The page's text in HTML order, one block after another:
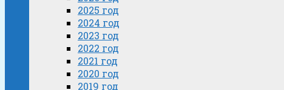
2025 год
2024 год
2023 год
2022 год
2021 год
2020 год
2019 год